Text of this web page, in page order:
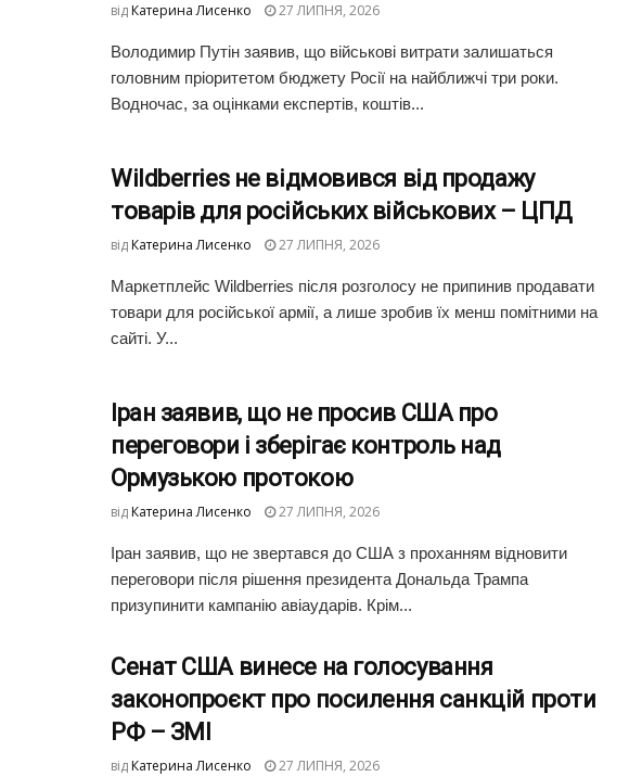
від Катерина Лисенко 27 ЛИПНЯ, 2026
Володимир Путін заявив, що військові витрати залишаться
головним пріоритетом бюджету Росії на найближчі три роки.
Водночас, за оцінками експертів, коштів...
Wildberries не відмовився від продажу
товарів для російських військових – ЦПД
від Катерина Лисенко 27 ЛИПНЯ, 2026
Маркетплейс Wildberries після розголосу не припинив продавати
товари для російської армії, а лише зробив їх менш помітними на
сайті. У...
Іран заявив, що не просив США про
переговори і зберігає контроль над
Ормузькою протокою
від Катерина Лисенко 27 ЛИПНЯ, 2026
Іран заявив, що не звертався до США з проханням відновити
переговори після рішення президента Дональда Трампа
призупинити кампанію авіаударів. Крім...
Сенат США винесе на голосування
законопроєкт про посилення санкцій проти
РФ – ЗМІ
від Катерина Лисенко 27 ЛИПНЯ, 2026